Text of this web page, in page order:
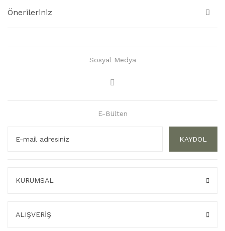
Önerileriniz
Sosyal Medya
E-Bülten
KAYDOL
KURUMSAL
ALIŞVERİŞ